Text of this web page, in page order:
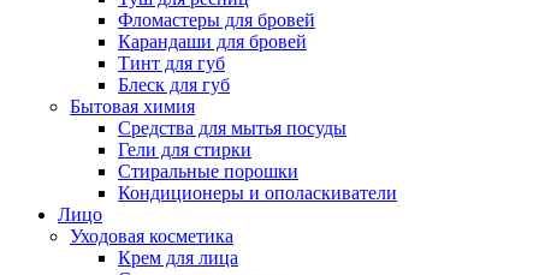
Фломастеры для бровей
Карандаши для бровей
Тинт для губ
Блеск для губ
Бытовая химия
Средства для мытья посуды
Гели для стирки
Стиральные порошки
Кондиционеры и ополаскиватели
Лицо
Уходовая косметика
Крем для лица